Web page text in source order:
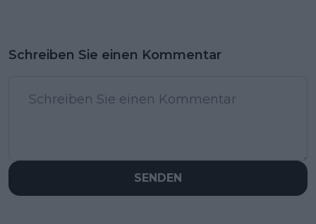
Schreiben Sie einen Kommentar
SENDEN